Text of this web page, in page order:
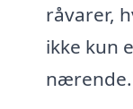
råvarer,
ikke kun
nærende.